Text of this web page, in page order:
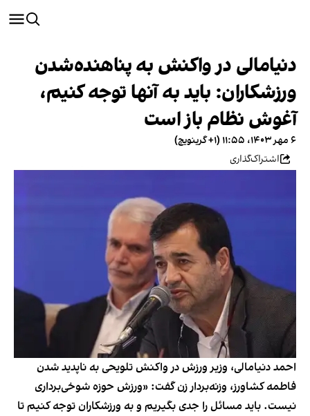
دنیامالی در واکنش به پناهنده‌شدن
ورزشکاران: باید به آنها توجه کنیم،
آغوش نظام باز است
۶ مهر ۱۴۰۳، ۱۱:۵۵ (‎+۱ گرینویچ)
اشتراک‌گذاری
احمد دنیامالی، وزیر ورزش در واکنش تلویحی به ناپدید شدن
فاطمه کشاورز،‌ وزنه‌بردار زن گفت: «ورزش حوزه شوخی‌برداری
نیست. باید مسائل را جدی بگیریم و به ورزشکاران توجه کنیم تا